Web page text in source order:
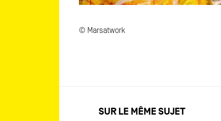
© Marsatwork
SUR LE MÊME SUJET